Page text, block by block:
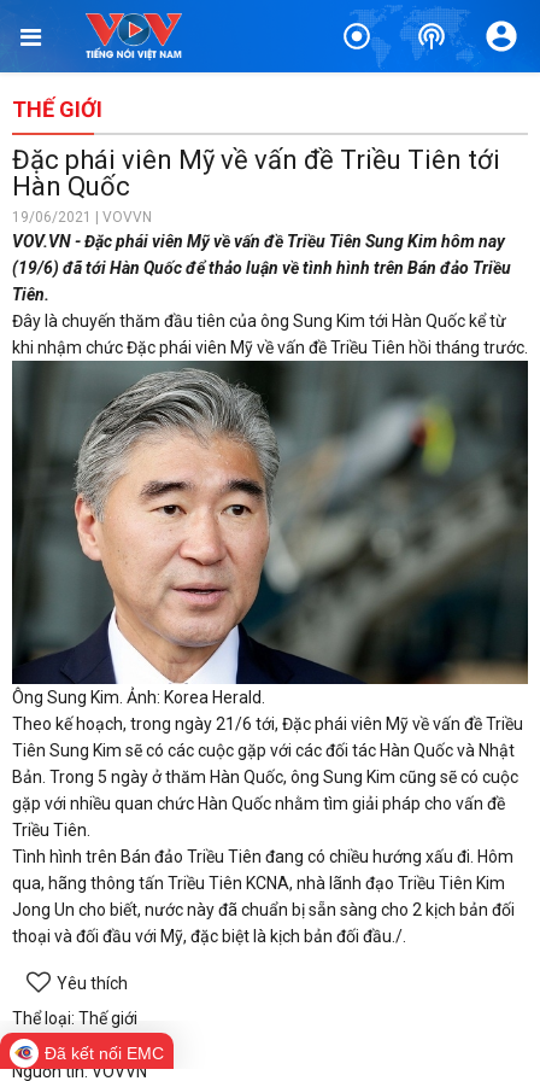
THẾ GIỚI
Đặc phái viên Mỹ về vấn đề Triều Tiên tới
Hàn Quốc
19/06/2021 | VOVVN
VOV.VN - Đặc phái viên Mỹ về vấn đề Triều Tiên Sung Kim hôm nay
(19/6) đã tới Hàn Quốc để thảo luận về tình hình trên Bán đảo Triều
Tiên.
Đây là chuyến thăm đầu tiên của ông Sung Kim tới Hàn Quốc kể từ
khi nhậm chức Đặc phái viên Mỹ về vấn đề Triều Tiên hồi tháng trước.
Ông Sung Kim. Ảnh: Korea Herald.
Theo kế hoạch, trong ngày 21/6 tới, Đặc phái viên Mỹ về vấn đề Triều
Tiên Sung Kim sẽ có các cuộc gặp với các đối tác Hàn Quốc và Nhật
Bản. Trong 5 ngày ở thăm Hàn Quốc, ông Sung Kim cũng sẽ có cuộc
gặp với nhiều quan chức Hàn Quốc nhằm tìm giải pháp cho vấn đề
Triều Tiên.
Tình hình trên Bán đảo Triều Tiên đang có chiều hướng xấu đi. Hôm
qua, hãng thông tấn Triều Tiên KCNA, nhà lãnh đạo Triều Tiên Kim
Jong Un cho biết, nước này đã chuẩn bị sẵn sàng cho 2 kịch bản đối
thoại và đối đầu với Mỹ, đặc biệt là kịch bản đối đầu./.
Yêu thích
Thể loại: Thế giới
Tác giả:
Nguồn tin: VOVVN
Đã kết nối EMC